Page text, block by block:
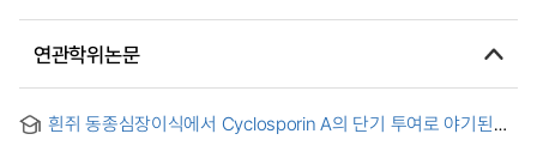
연관학위논문
흰쥐 동종심장이식에서 Cyclosporin A의 단기 투여로 야기된